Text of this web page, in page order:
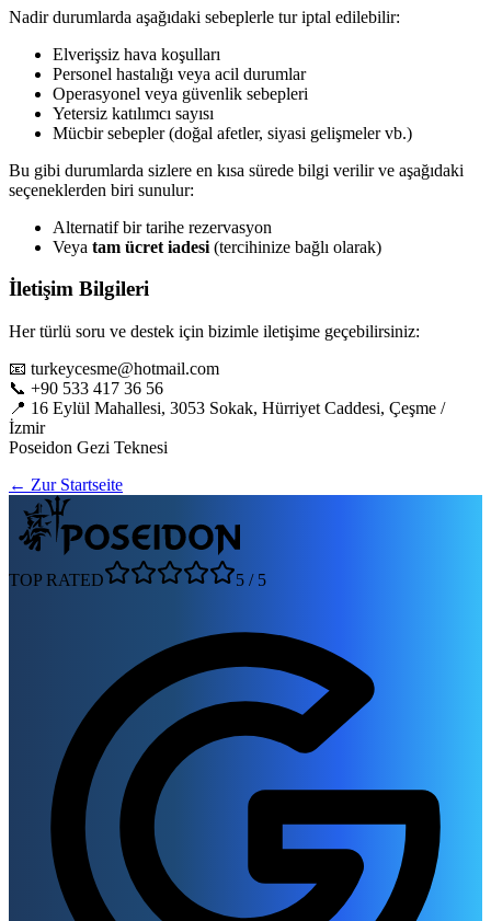
Nadir durumlarda aşağıdaki sebeplerle tur iptal edilebilir:
Elverişsiz hava koşulları
Personel hastalığı veya acil durumlar
Operasyonel veya güvenlik sebepleri
Yetersiz katılımcı sayısı
Mücbir sebepler (doğal afetler, siyasi gelişmeler vb.)
Bu gibi durumlarda sizlere en kısa sürede bilgi verilir ve aşağıdaki
seçeneklerden biri sunulur:
Alternatif bir tarihe rezervasyon
Veya tam ücret iadesi (tercihinize bağlı olarak)
İletişim Bilgileri
Her türlü soru ve destek için bizimle iletişime geçebilirsiniz:
📧 turkeycesme@hotmail.com
📞 +90 533 417 36 56
📍 16 Eylül Mahallesi, 3053 Sokak, Hürriyet Caddesi, Çeşme /
İzmir
Poseidon Gezi Teknesi
← Zur Startseite
TOP RATED 5 / 5